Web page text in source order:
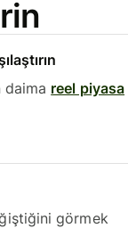
reel piyasa
görmek